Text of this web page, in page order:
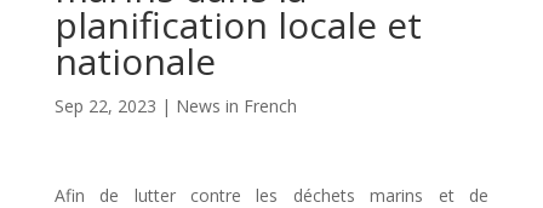
planification locale et
nationale
Sep 22, 2023 | News in French
Afin de lutter contre les déchets marins et de